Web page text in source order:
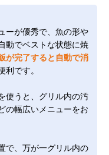
ーが優秀で、魚の形や
動でベストな状態に焼
が完了すると自動で消
利です。
使うと、グリル内の汚
の幅広いメニューをお
で、万が一グリル内の